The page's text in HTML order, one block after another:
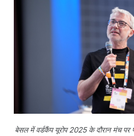
बेसल में वर्डकैंप यूरोप 2025 के दौरान मंच पर